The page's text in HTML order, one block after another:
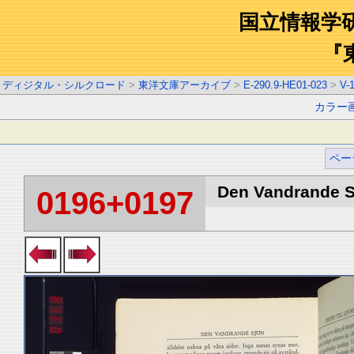
国立情報学
『
ディジタル・シルクロード > 東洋文庫アーカイブ > E-290.9-HE01-023 > V-1
カラー
ペー
0196+0197 Den Vandrande